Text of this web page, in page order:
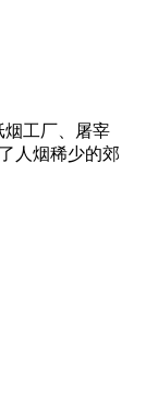
烟工厂、屠宰
人烟稀少的郊